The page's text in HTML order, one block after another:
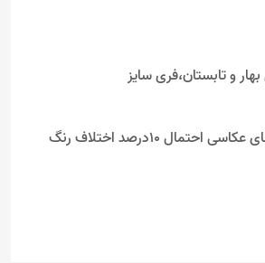
و تابستان،فری سایز
باتوجه به نور وفضای عکاسی احتمال 10درصد اختلاف رنگ